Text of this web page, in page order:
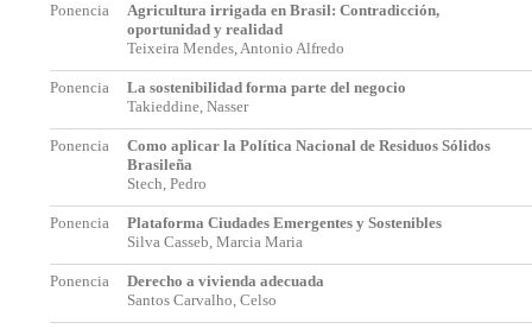
Ponencia
Agricultura irrigada en Brasil: Contradicción,
oportunidad y realidad
Teixeira Mendes, Antonio Alfredo
Ponencia
La sostenibilidad forma parte del negocio
Takieddine, Nasser
Ponencia
Como aplicar la Política Nacional de Residuos Sólidos
Brasileña
Stech, Pedro
Ponencia
Plataforma Ciudades Emergentes y Sostenibles
Silva Casseb, Marcia Maria
Ponencia
Derecho a vivienda adecuada
Santos Carvalho, Celso